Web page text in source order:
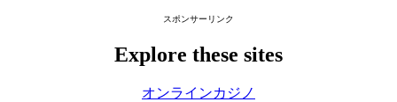
スポンサーリンク
Explore these sites
オンラインカジノ